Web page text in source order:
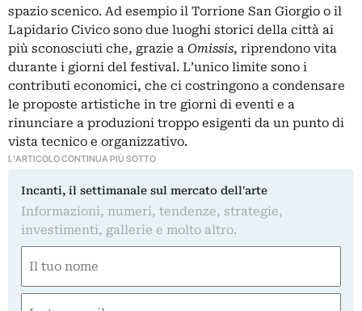
spazio scenico. Ad esempio il Torrione San Giorgio o il
Lapidario Civico sono due luoghi storici della città ai
più sconosciuti che, grazie a Omissis, riprendono vita
durante i giorni del festival. L’unico limite sono i
contributi economici, che ci costringono a condensare
le proposte artistiche in tre giorni di eventi e a
rinunciare a produzioni troppo esigenti da un punto di
vista tecnico e organizzativo.
L'ARTICOLO CONTINUA PIÙ SOTTO
Incanti, il settimanale sul mercato dell'arte
Informazioni, numeri, tendenze, strategie,
investimenti, gallerie e molto altro.
(Required)
First